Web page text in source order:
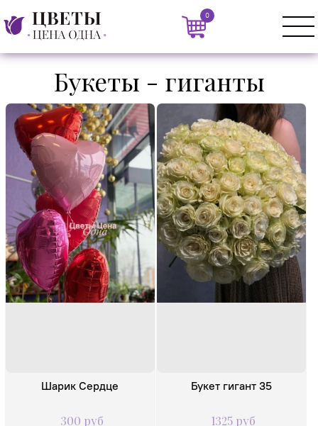
0
Букеты - гиганты
Состав:
1 штука.
Шарик Сердце
300 руб
Букет из роз 50см +
открытка
Букет гигант 35
1325 руб